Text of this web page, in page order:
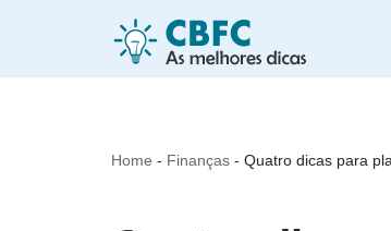
Home - Finanças - Quatro dicas para